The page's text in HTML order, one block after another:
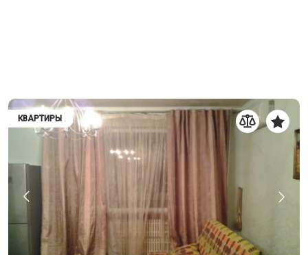
КВАРТИРЫ